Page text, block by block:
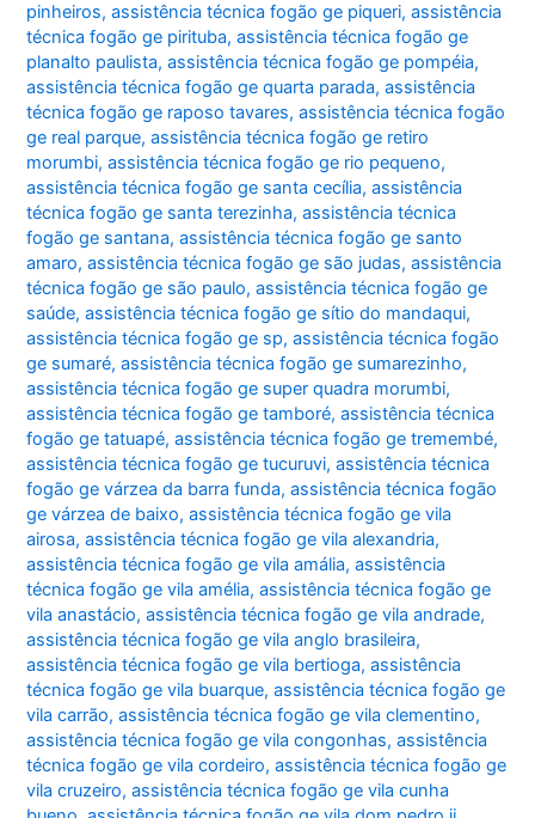
pinheiros,assistência técnica fogão ge piqueri,assistência
técnica fogão ge pirituba,assistência técnica fogão ge
planalto paulista,assistência técnica fogão ge pompéia,
assistência técnica fogão ge quarta parada,assistência
técnica fogão ge raposo tavares,assistência técnica fogão
ge real parque,assistência técnica fogão ge retiro
morumbi,assistência técnica fogão ge rio pequeno,
assistência técnica fogão ge santa cecília,assistência
técnica fogão ge santa terezinha,assistência técnica
fogão ge santana,assistência técnica fogão ge santo
amaro,assistência técnica fogão ge são judas,assistência
técnica fogão ge são paulo,assistência técnica fogão ge
saúde,assistência técnica fogão ge sítio do mandaqui,
assistência técnica fogão ge sp,assistência técnica fogão
ge sumaré,assistência técnica fogão ge sumarezinho,
assistência técnica fogão ge super quadra morumbi,
assistência técnica fogão ge tamboré,assistência técnica
fogão ge tatuapé,assistência técnica fogão ge tremembé,
assistência técnica fogão ge tucuruvi,assistência técnica
fogão ge várzea da barra funda,assistência técnica fogão
ge várzea de baixo,assistência técnica fogão ge vila
airosa,assistência técnica fogão ge vila alexandria,
assistência técnica fogão ge vila amália,assistência
técnica fogão ge vila amélia,assistência técnica fogão ge
vila anastácio,assistência técnica fogão ge vila andrade,
assistência técnica fogão ge vila anglo brasileira,
assistência técnica fogão ge vila bertioga,assistência
técnica fogão ge vila buarque,assistência técnica fogão ge
vila carrão,assistência técnica fogão ge vila clementino,
assistência técnica fogão ge vila congonhas,assistência
técnica fogão ge vila cordeiro,assistência técnica fogão ge
vila cruzeiro,assistência técnica fogão ge vila cunha